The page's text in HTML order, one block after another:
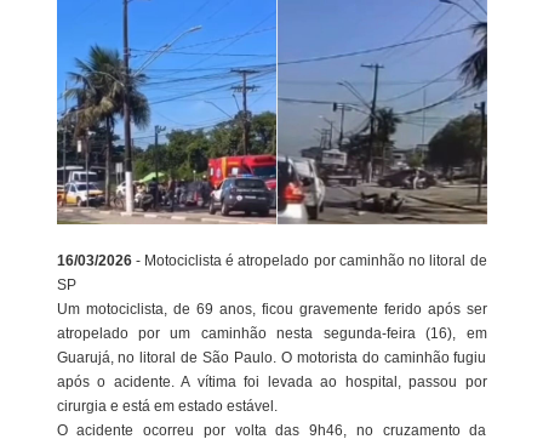
16/03/2026 - Motociclista é atropelado por caminhão no litoral de
SP
Um motociclista, de 69 anos, ficou gravemente ferido após ser
atropelado por um caminhão nesta segunda-feira (16), em
Guarujá, no litoral de São Paulo. O motorista do caminhão fugiu
após o acidente. A vítima foi levada ao hospital, passou por
cirurgia e está em estado estável.
O acidente ocorreu por volta das 9h46, no cruzamento da